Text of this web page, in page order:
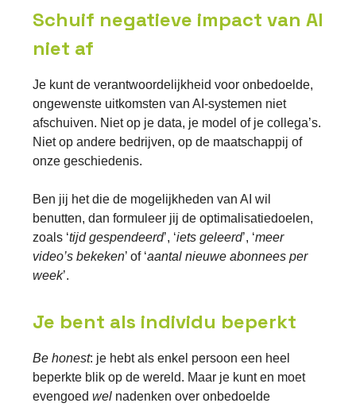
Schuif negatieve impact van AI
niet af
Je kunt de verantwoordelijkheid voor onbedoelde,
ongewenste uitkomsten van AI-systemen niet
afschuiven. Niet op je data, je model of je collega’s.
Niet op andere bedrijven, op de maatschappij of
onze geschiedenis.
Ben jij het die de mogelijkheden van AI wil
benutten, dan formuleer jij de optimalisatiedoelen,
zoals ‘tijd gespendeerd’, ‘iets geleerd’, ‘meer
video’s bekeken’ of ‘aantal nieuwe abonnees per
week’.
Je bent als individu beperkt
Be honest: je hebt als enkel persoon een heel
beperkte blik op de wereld. Maar je kunt en moet
evengoed wel nadenken over onbedoelde